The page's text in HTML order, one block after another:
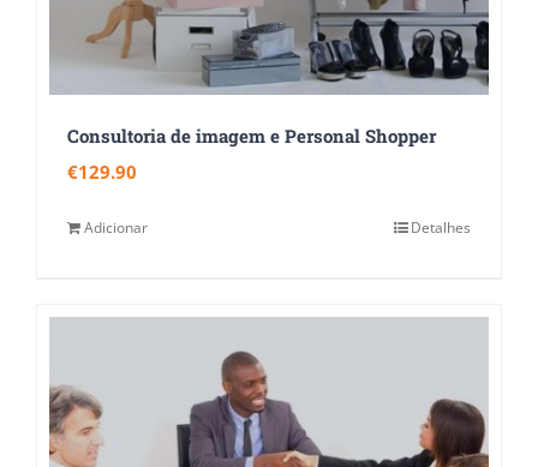
Consultoria de imagem e Personal Shopper
€129.90
Adicionar Detalhes